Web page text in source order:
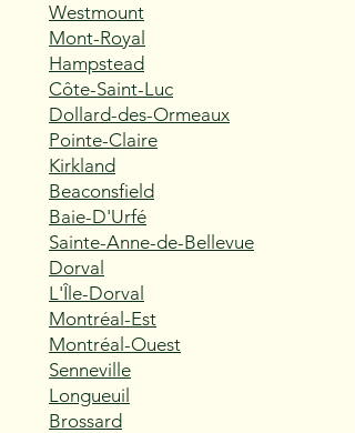
Westmount
Mont-Royal
Hampstead
Côte-Saint-Luc
Dollard-des-Ormeaux
Pointe-Claire
Kirkland
Beaconsfield
Baie-D'Urfé
Sainte-Anne-de-Bellevue
Dorval
L'Île-Dorval
Montréal-Est
Montréal-Ouest
Senneville
Longueuil
Brossard